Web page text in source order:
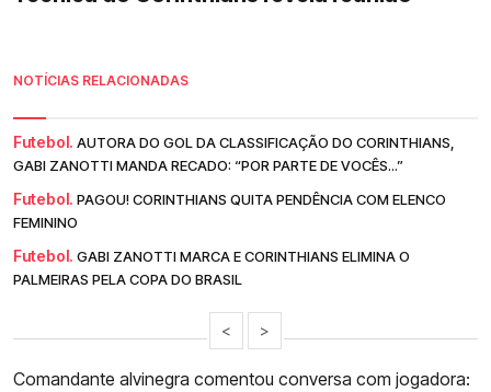
NOTÍCIAS RELACIONADAS
Futebol. AUTORA DO GOL DA CLASSIFICAÇÃO DO CORINTHIANS,
GABI ZANOTTI MANDA RECADO: “POR PARTE DE VOCÊS...”
Futebol. PAGOU! CORINTHIANS QUITA PENDÊNCIA COM ELENCO
FEMININO
Futebol. GABI ZANOTTI MARCA E CORINTHIANS ELIMINA O
PALMEIRAS PELA COPA DO BRASIL
< >
Comandante alvinegra comentou conversa com jogadora: